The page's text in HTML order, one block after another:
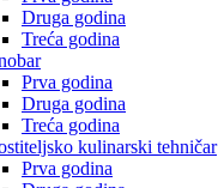
Druga godina
Treća godina
Prva godina
Druga godina
Treća godina
kulinarski tehničar
Prva godina